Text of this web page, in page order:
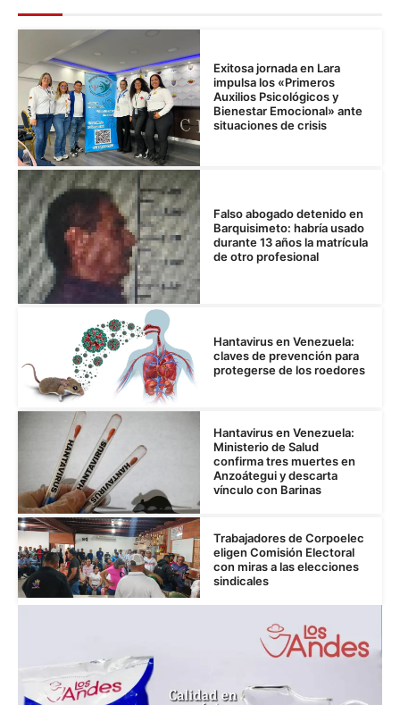
Exitosa jornada en Lara
impulsa los «Primeros
Auxilios Psicológicos y
Bienestar Emocional» ante
situaciones de crisis
Falso abogado detenido en
Barquisimeto: habría usado
durante 13 años la matrícula
de otro profesional
Hantavirus en Venezuela:
claves de prevención para
protegerse de los roedores
Hantavirus en Venezuela:
Ministerio de Salud
confirma tres muertes en
Anzoátegui y descarta
vínculo con Barinas
Trabajadores de Corpoelec
eligen Comisión Electoral
con miras a las elecciones
sindicales